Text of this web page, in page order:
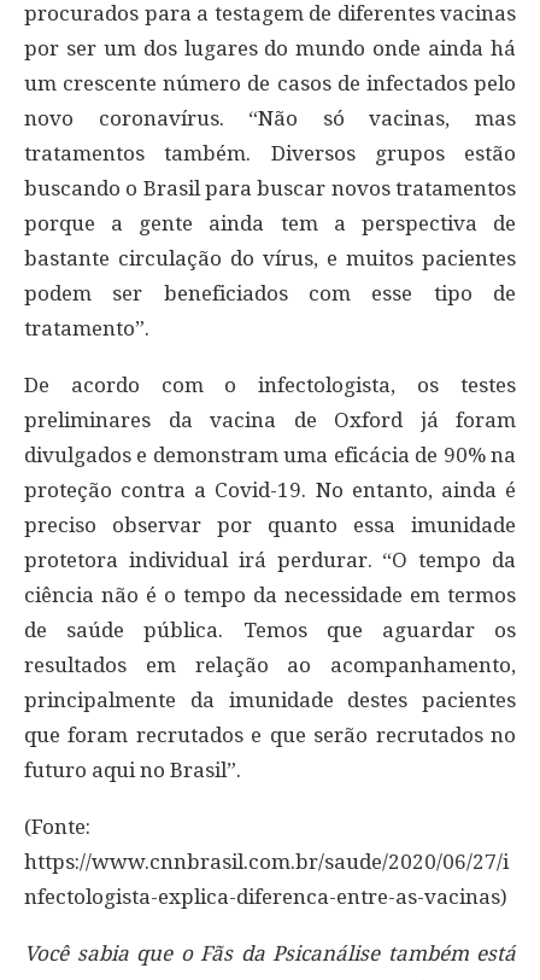
procurados para a testagem de diferentes vacinas
por ser um dos lugares do mundo onde ainda há
um crescente número de casos de infectados pelo
novo coronavírus. “Não só vacinas, mas
tratamentos também. Diversos grupos estão
buscando o Brasil para buscar novos tratamentos
porque a gente ainda tem a perspectiva de
bastante circulação do vírus, e muitos pacientes
podem ser beneficiados com esse tipo de
tratamento”.
De acordo com o infectologista, os testes
preliminares da vacina de Oxford já foram
divulgados e demonstram uma eficácia de 90% na
proteção contra a Covid-19. No entanto, ainda é
preciso observar por quanto essa imunidade
protetora individual irá perdurar. “O tempo da
ciência não é o tempo da necessidade em termos
de saúde pública. Temos que aguardar os
resultados em relação ao acompanhamento,
principalmente da imunidade destes pacientes
que foram recrutados e que serão recrutados no
futuro aqui no Brasil”.
(Fonte:
https://www.cnnbrasil.com.br/saude/2020/06/27/i
nfectologista-explica-diferenca-entre-as-vacinas)
Você sabia que o Fãs da Psicanálise também está